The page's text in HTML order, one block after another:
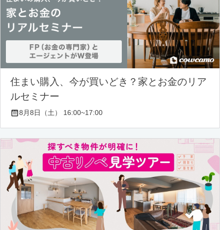
住まい購入、今が買いどき？家とお金のリア
ルセミナー
8月8日（土） 16:00~17:00